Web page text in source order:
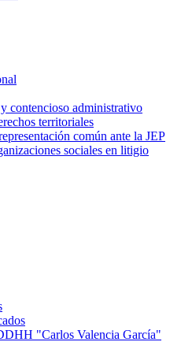
contencioso administrativo
territoriales
común ante la JEP
sociales en litigio
"Carlos Valencia García"